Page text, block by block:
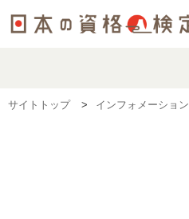
サイトトップ インフォメーション